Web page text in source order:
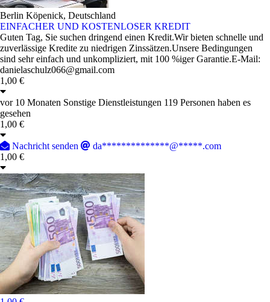
Berlin Köpenick, Deutschland
EINFACHER UND KOSTENLOSER KREDIT
Guten Tag, Sie suchen dringend einen Kredit.Wir bieten schnelle und
zuverlässige Kredite zu niedrigen Zinssätzen.Unsere Bedingungen
sind sehr einfach und unkompliziert, mit 100 %iger Garantie.E-Mail:
danielaschulz066@gmail.com
1,00 €
vor 10 Monaten Sonstige Dienstleistungen 119 Personen haben es
gesehen
1,00 €
Nachricht senden
da**************@*****.com
1,00 €